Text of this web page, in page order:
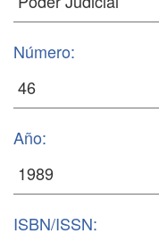
Número:
Año:
ISBN/ISSN: